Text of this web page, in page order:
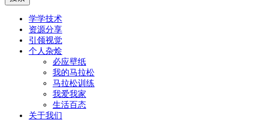
学学技术
资源分享
引领视觉
个人杂烩
必应壁纸
我的马拉松
马拉松训练
我爱我家
生活百态
关于我们